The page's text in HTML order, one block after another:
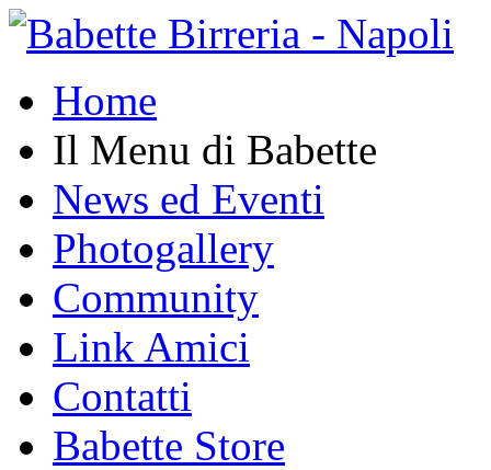
Home
Il Menu di Babette
News ed Eventi
Photogallery
Community
Link Amici
Contatti
Babette Store